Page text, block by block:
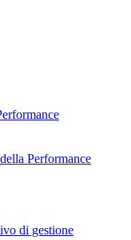
Performance
di gestione